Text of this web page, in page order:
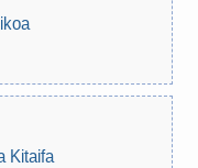
Kitaifa